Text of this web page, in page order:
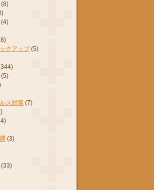
(8)
(4)
クアップ (5)
(5)
ス対策 (7)
(3)
(33)